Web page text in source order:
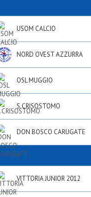
USOM CALCIO
NORD OVEST AZZURRA
OSL MUGGIO
S.CRISOSTOMO
DON BOSCO CARUGATE
VITTORIA JUNIOR 2012